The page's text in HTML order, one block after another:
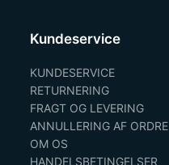
Kundeservice
KUNDESERVICE
RETURNERING
FRAGT OG LEVERING
ANNULLERING AF ORDRE
OM OS
HANDELSBETINGELSER